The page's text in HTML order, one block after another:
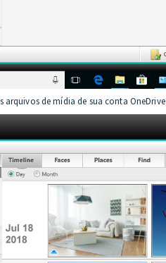
arquivos de mídia de sua conta